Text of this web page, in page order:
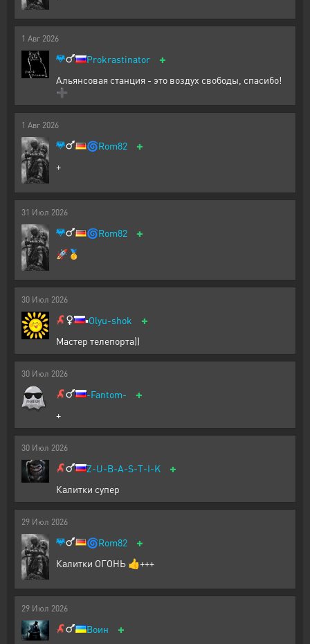
1 Авг 2026
Prokrastinator +
Альянсовая станция - это воздух свободы, спасибо!
➕
1 Авг 2026
🌀Rom82 +
+
31 Июл 2026
🌀Rom82 +
🚀🥇
30 Июл 2026
▪️Olyu-shok +
Мастер телепорта))
30 Июл 2026
-Fantom- +
+
30 Июл 2026
Z-U-B-A-S-T-I-K +
Калитки супер
29 Июл 2026
🌀Rom82 +
Калитки ОГОНЬ 👍+++
29 Июл 2026
Воин +